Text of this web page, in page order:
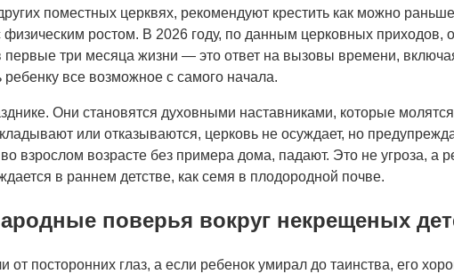
поместных церквях, рекомендуют крестить как можно
ростом. В 2026 году, по данным церковных приходов,
первые три месяца жизни — это ответ на вызовы времени,
все возможное с самого начала.
Они становятся духовными наставниками, которые
или отказываются, церковь не осуждает, но
взрослом возрасте без примера дома, падают. Это не угроза, а
в раннем детстве, как семя в плодородной почве.
поверья вокруг некрещеных
посторонних глаз, а если ребенок умирал до таинства, его